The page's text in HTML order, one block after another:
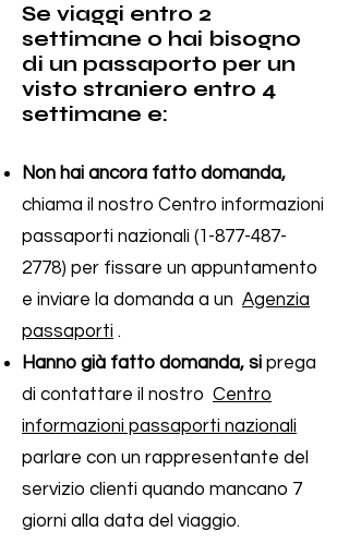
Se viaggi entro 2
settimane o hai bisogno
di un passaporto per un
visto straniero entro 4
settimane e:
Non hai ancora fatto domanda,
chiama il nostro Centro informazioni
passaporti nazionali (1-877-487-
2778) per fissare un appuntamento
e inviare la domanda a un Agenzia
passaporti .
Hanno già fatto domanda, si prega
di contattare il nostro Centro
informazioni passaporti nazionali
parlare con un rappresentante del
servizio clienti quando mancano 7
giorni alla data del viaggio.